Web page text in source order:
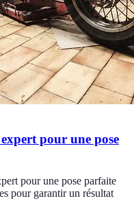
pour une pose
pour une pose parfaite
pour garantir un résultat